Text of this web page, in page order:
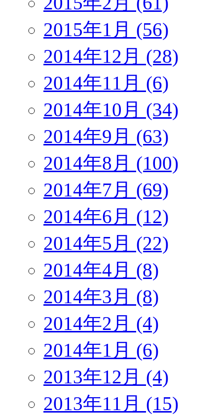
2015年1月 (56)
2014年12月 (28)
2014年11月 (6)
2014年10月 (34)
2014年9月 (63)
2014年8月 (100)
2014年7月 (69)
2014年6月 (12)
2014年5月 (22)
2014年4月 (8)
2014年3月 (8)
2014年2月 (4)
2014年1月 (6)
2013年12月 (4)
2013年11月 (15)